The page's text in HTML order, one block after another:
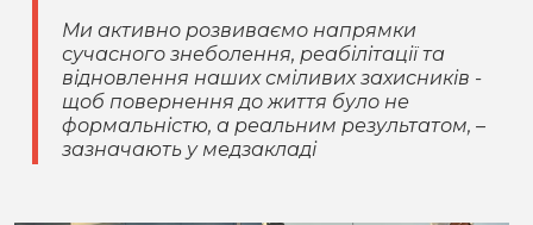
Ми активно розвиваємо напрямки
сучасного знеболення, реабілітації та
відновлення наших сміливих захисників -
щоб повернення до життя було не
формальністю, а реальним результатом, –
зазначають у медзакладі